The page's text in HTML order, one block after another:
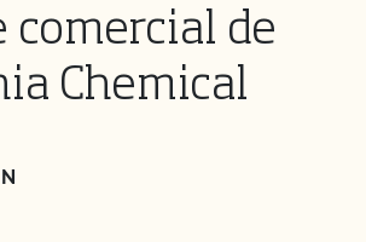
comercial de
Chemical